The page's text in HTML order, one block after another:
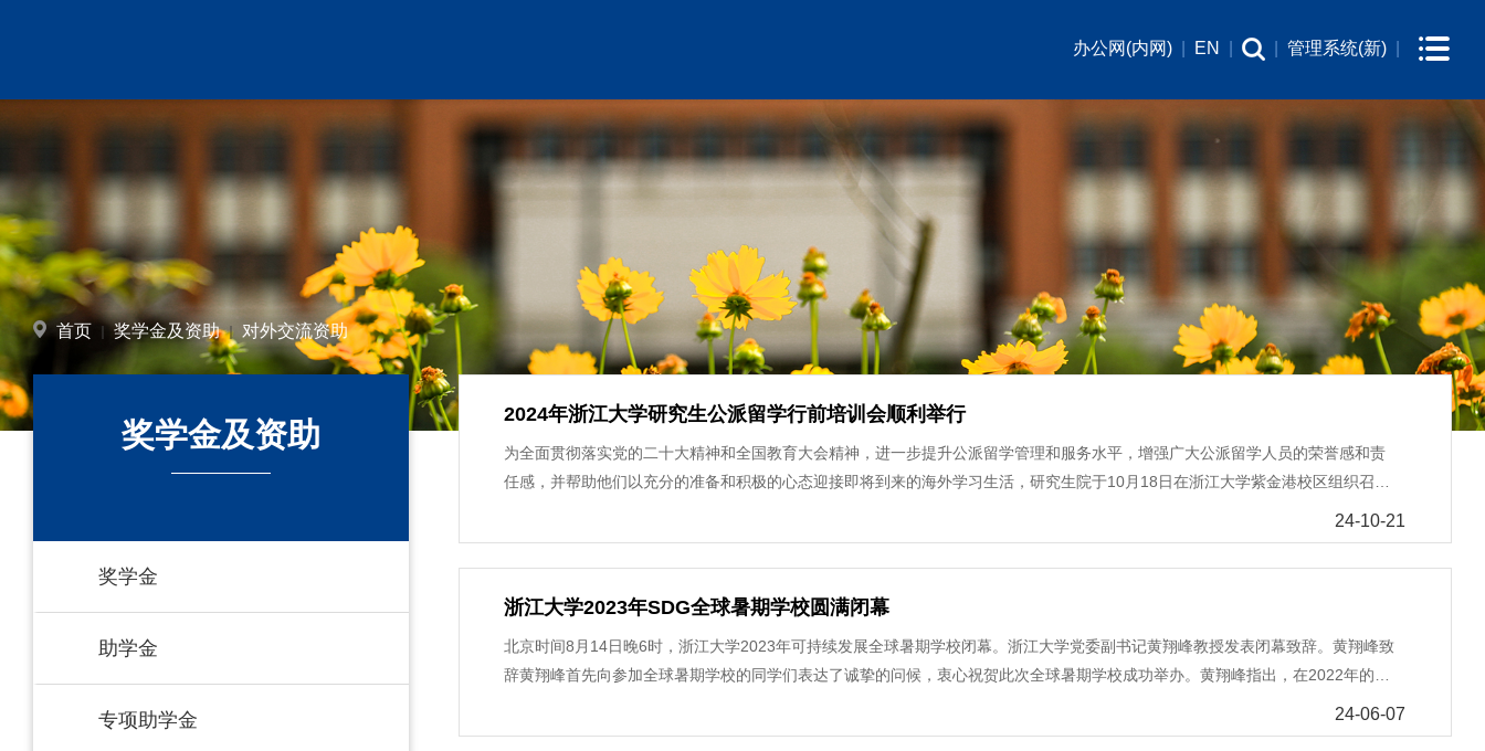
办公网(内网) EN 管理系统(新)
首页 奖学金及资助 对外交流资助
奖学金及资助
奖学金
助学金
专项助学金
2024年浙江大学研究生公派留学行前培训会顺利举行
为全面贯彻落实党的二十大精神和全国教育大会精神，进一步提升公派留学管理和服务水平，增强广大公派留学人员的荣誉感和责
任感，并帮助他们以充分的准备和积极的心态迎接即将到来的海外学习生活，研究生院于10月18日在浙江大学紫金港校区组织召开
了2024年浙江大学研究生公派留学行前培训会，并在舟山校区、海宁校区、宁波软件学院、义乌“一带一路”国际医学院设分会
场。 紫金港校区主会场 舟山校区分会场海宁校区分会场宁波软件学院分会场 义乌“一带一路”国际医学院分会场本次培训会邀请了教
育部留学服务中心出国处项目主管裴金灵、马丽，浙江省政府外事办综合处二级调研员俞弼文，浙江大学研究生培养处处长王青
青，浙江大学计划财务处会计核算中心紫金港分中心（东区）副主任吴慧夏、财务信息技术管理办公室水甜甜，为师生们讲解公派
家详细解读了公派留学派出手续办理流程，包括国家公派出国留学服务体系、国家公派出国留学派出实务以及部分国家签证办理指
导等。在互动答疑环节中，现场学生积极提问，裴老师和马老师耐心解答了大家的关注问题。 然后，浙江省政府外事办综合处二级
调研员俞弼文处长结合目前的国际形势，通过多个案例，以“海外多风险、领保伴你行”为主题，同与会人员分享了海外主要安全风
险、如何寻求领事保护、如何防范各类电信诈骗等实用信息，指导出国留学人员进一步提高安全风险防范意识、应急处理能力和自
24-10-21
浙江大学2023年SDG全球暑期学校圆满闭幕
北京时间8月14日晚6时，浙江大学2023年可持续发展全球暑期学校闭幕。浙江大学党委副书记黄翔峰教授发表闭幕致辞。黄翔峰致
辞黄翔峰首先向参加全球暑期学校的同学们表达了诚挚的问候，衷心祝贺此次全球暑期学校成功举办。黄翔峰指出，在2022年的全
球发展高层对话会上，习近平主席提出共创普惠平衡、协调包容、合作共赢、共同繁荣的发展格局。浙江大学可持续发展全球暑期
学校以习近平新时代中国特色社会主义思想为指引，聚焦碳中和、包容性发展、智慧城市、数据可视化和智能无人系统等5个主题的
24-06-07